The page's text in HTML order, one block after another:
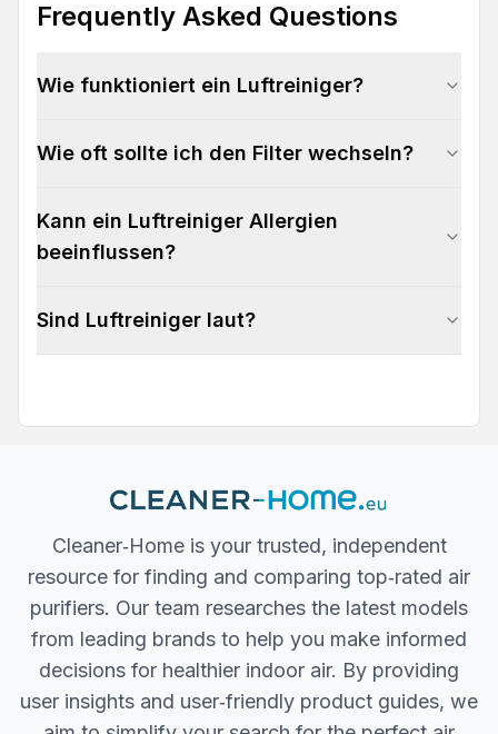
Frequently Asked Questions
Wie funktioniert ein Luftreiniger?
Wie oft sollte ich den Filter wechseln?
Kann ein Luftreiniger Allergien
beeinflussen?
Sind Luftreiniger laut?
Cleaner‐Home is your trusted, independent
resource for finding and comparing top‐rated air
purifiers. Our team researches the latest models
from leading brands to help you make informed
decisions for healthier indoor air. By providing
user insights and user‐friendly product guides, we